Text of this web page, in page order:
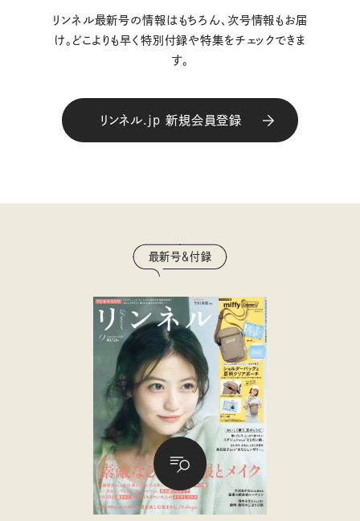
リンネル最新号の情報はもちろん、次号情報もお届
け。どこよりも早く特別付録や特集をチェックできま
す。
リンネル.jp 新規会員登録
最新号＆付録